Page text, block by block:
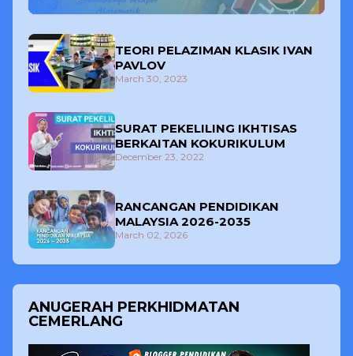
TEORI PELAZIMAN KLASIK IVAN
PAVLOV
March 30, 2023
SURAT PEKELILING IKHTISAS
BERKAITAN KOKURIKULUM
December 23, 2022
RANCANGAN PENDIDIKAN
MALAYSIA 2026-2035
March 02, 2026
ANUGERAH PERKHIDMATAN
CEMERLANG